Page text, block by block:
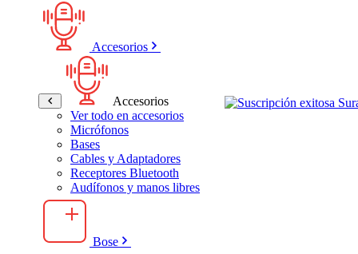
Accesorios
Accesorios
Ver todo en accesorios
Micrófonos
Bases
Cables y Adaptadores
Receptores Bluetooth
Audífonos y manos libres
Bose